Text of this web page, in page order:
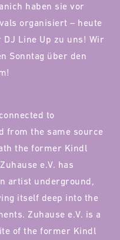
haben sie vor
organisiert – heute
Line Up zu uns! Wir
Sonntag über den
to
from the same source
the former Kindl
e.V. has
artist underground,
itself deep into the
Zuhause e.V. is a
of the former Kindl